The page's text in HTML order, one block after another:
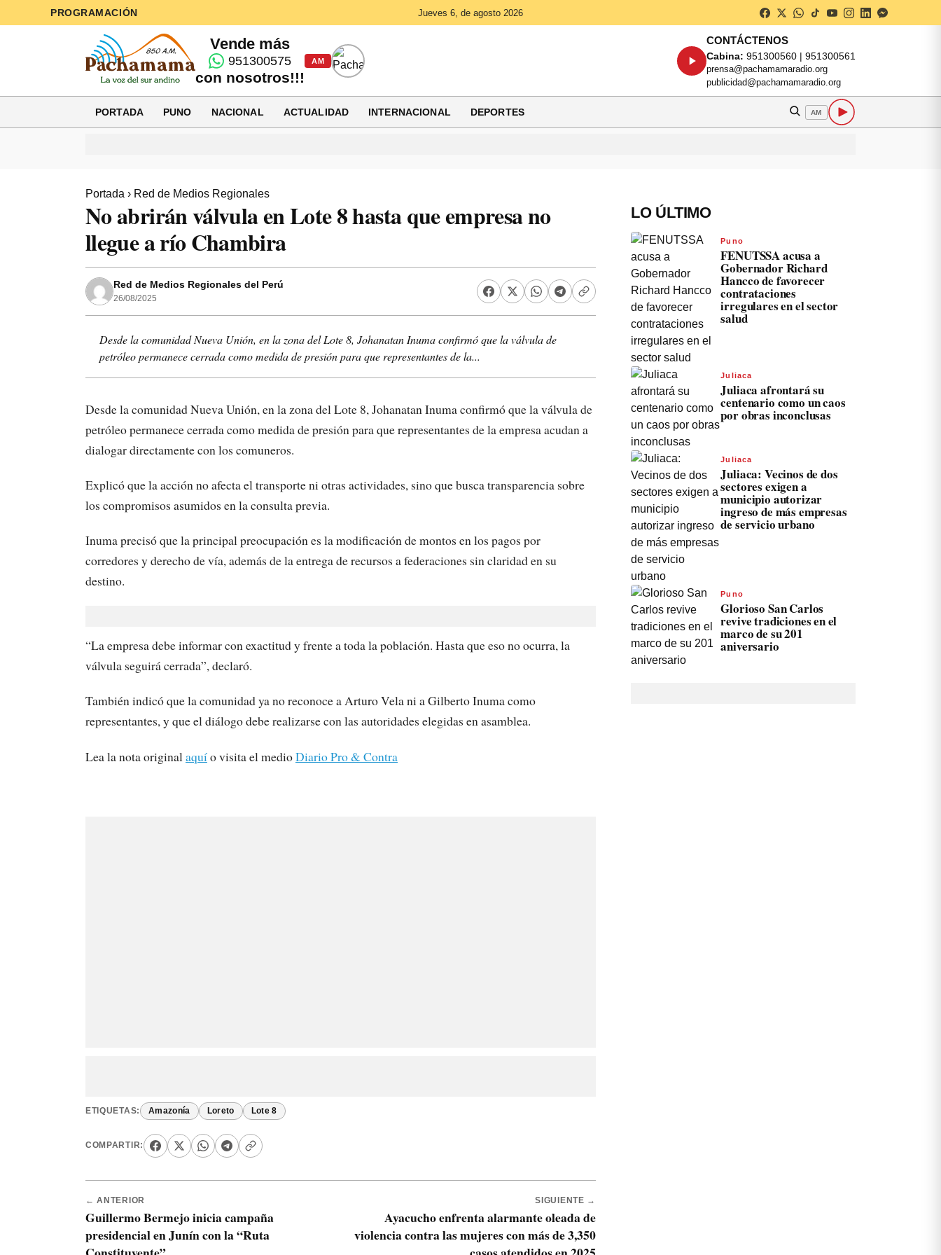
PROGRAMACIÓN Jueves 6, de agosto 2026
Vende más
951300575
con nosotros!!!
AM
CONTÁCTENOS
Cabina: 951300560 | 951300561
prensa@pachamamaradio.org
publicidad@pachamamaradio.org
PORTADA PUNO NACIONAL ACTUALIDAD INTERNACIONAL DEPORTES AM
Portada › Red de Medios Regionales
No abrirán válvula en Lote 8 hasta que empresa no
llegue a río Chambira
Red de Medios Regionales del Perú
26/08/2025
Desde la comunidad Nueva Unión, en la zona del Lote 8, Johanatan Inuma confirmó que la válvula de
petróleo permanece cerrada como medida de presión para que representantes de la...
Desde la comunidad Nueva Unión, en la zona del Lote 8, Johanatan Inuma confirmó que la válvula de
petróleo permanece cerrada como medida de presión para que representantes de la empresa acudan a
dialogar directamente con los comuneros.
Explicó que la acción no afecta el transporte ni otras actividades, sino que busca transparencia sobre
los compromisos asumidos en la consulta previa.
Inuma precisó que la principal preocupación es la modificación de montos en los pagos por
corredores y derecho de vía, además de la entrega de recursos a federaciones sin claridad en su
destino.
“La empresa debe informar con exactitud y frente a toda la población. Hasta que eso no ocurra, la
válvula seguirá cerrada”, declaró.
También indicó que la comunidad ya no reconoce a Arturo Vela ni a Gilberto Inuma como
representantes, y que el diálogo debe realizarse con las autoridades elegidas en asamblea.
Lea la nota original aquío visita el medioDiario Pro & Contra
ETIQUETAS: Amazonía Loreto Lote 8
COMPARTIR:
← ANTERIOR
Guillermo Bermejo inicia campaña
presidencial en Junín con la “Ruta
SIGUIENTE →
Ayacucho enfrenta alarmante oleada de
violencia contra las mujeres con más de 3,350
LO ÚLTIMO
Puno
FENUTSSA acusa a
Gobernador Richard
Hancco de favorecer
contrataciones
irregulares en el sector
salud
Juliaca
Juliaca afrontará su
centenario como un caos
por obras inconclusas
Juliaca
Juliaca: Vecinos de dos
sectores exigen a
municipio autorizar
ingreso de más empresas
de servicio urbano
Puno
Glorioso San Carlos
revive tradiciones en el
marco de su 201
aniversario